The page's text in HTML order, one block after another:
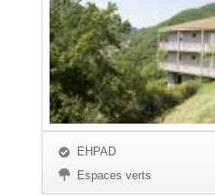
EHPAD
Espaces verts